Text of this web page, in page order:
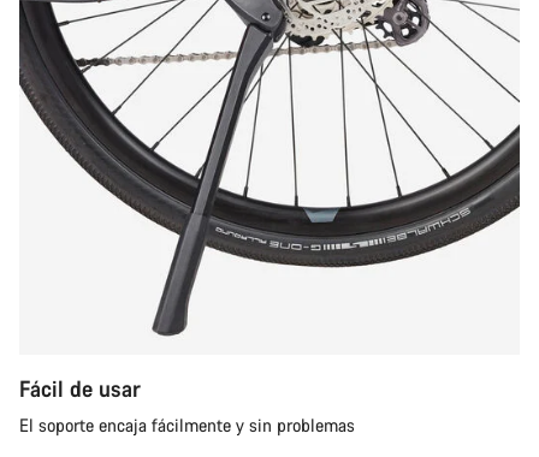
Fácil de usar
El soporte encaja fácilmente y sin problemas